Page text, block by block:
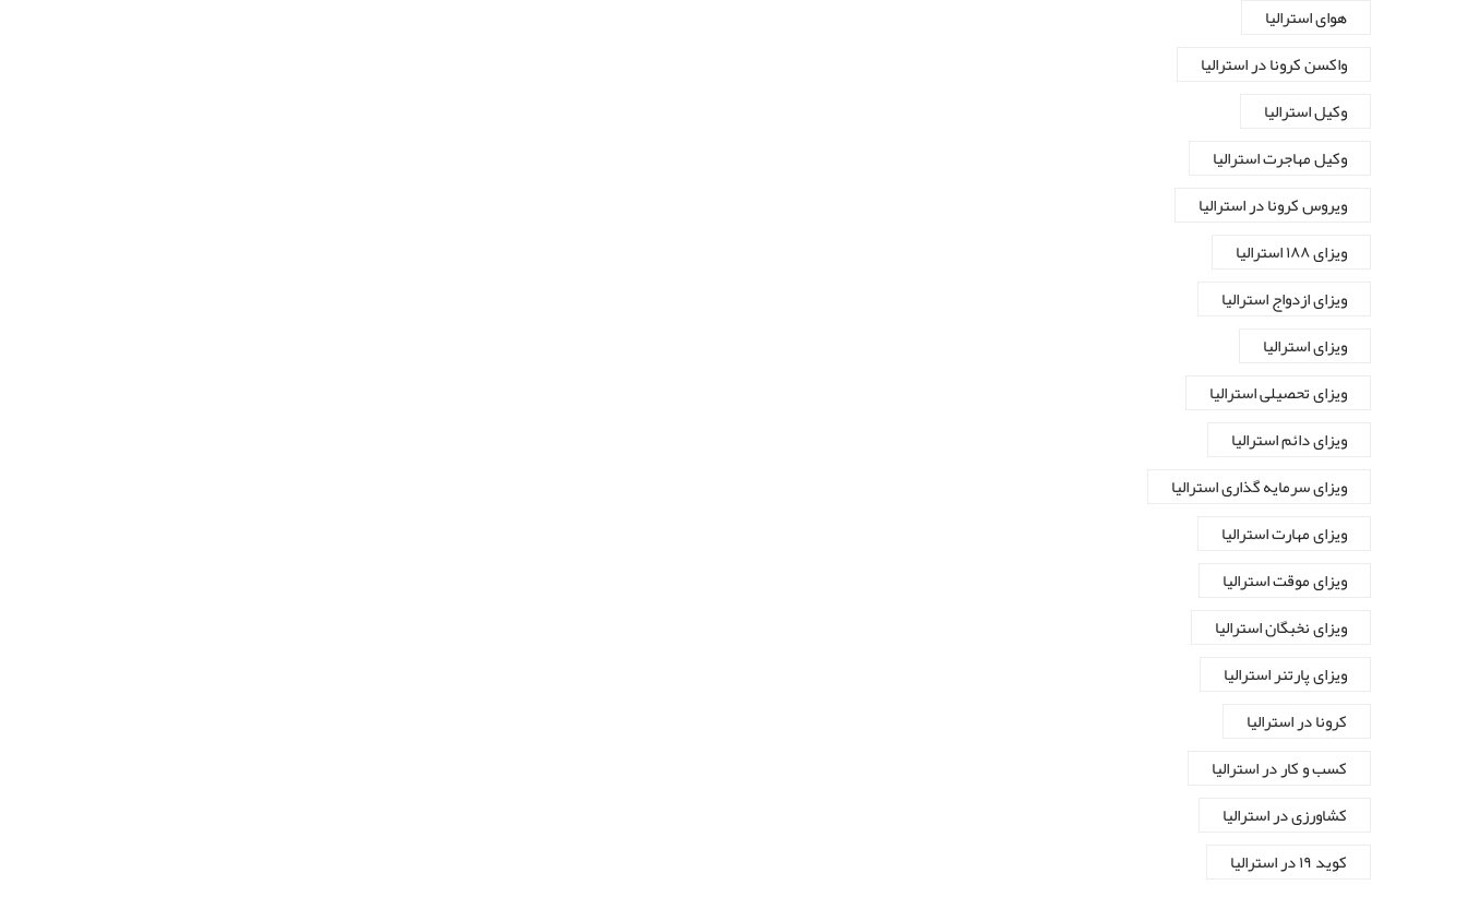
هوای استرالیا
واکسن کرونا در استرالیا
وکیل استرالیا
وکیل مهاجرت استرالیا
ویروس کرونا در استرالیا
ویزای ۱۸۸ استرالیا
ویزای ازدواج استرالیا
ویزای استرالیا
ویزای تحصیلی استرالیا
ویزای دائم استرالیا
ویزای سرمایه گذاری استرالیا
ویزای مهارت استرالیا
ویزای موقت استرالیا
ویزای نخبگان استرالیا
ویزای پارتنر استرالیا
کرونا در استرالیا
کسب و کار در استرالیا
کشاورزی در استرالیا
کوید ۱۹ در استرالیا